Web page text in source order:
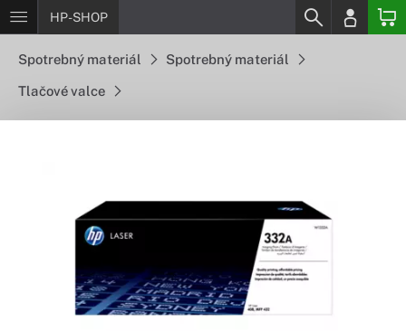
HP-SHOP
Spotrebný materiál Spotrebný materiál
Tlačové valce